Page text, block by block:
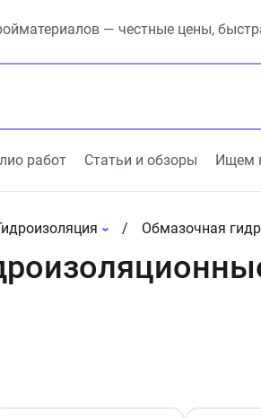
— честные цены,
работ Статьи и обзоры Ищем
Обмазочная